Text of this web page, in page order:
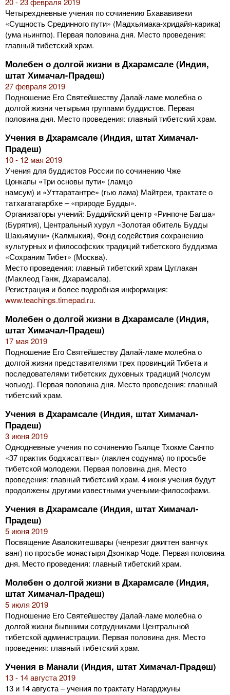
Четырехдневные учения по сочинению Бхававивеки
«Сущность Срединного пути» (Мадхьямака-хридайя-карика)
(ума ньингпо). Первая половина дня. Место проведения:
главный тибетский храм.
Молебен о долгой жизни в Дхарамсале (Индия,
штат Химачал-Прадеш)
27 февраля 2019
Подношение Его Святейшеству Далай-ламе молебна о
долгой жизни четырьмя группами буддистов. Первая
половина дня. Место проведения: главный тибетский храм.
Учения в Дхарамсале (Индия, штат Химачал-
Прадеш)
10 - 12 мая 2019
Учения для буддистов России по сочинению Чже
Цонкапы «Три основы пути» (ламцо
намсум) и «Уттаратантре» (гью лама) Майтреи, трактате о
татхагатагарбхе – «природе Будды».
Организаторы учений: Буддийский центр «Ринпоче Багша»
(Бурятия), Центральный хурул «Золотая обитель Будды
Шакьямуни» (Калмыкия), Фонд содействия сохранению
культурных и философских традиций тибетского буддизма
«Сохраним Тибет» (Москва).
Место проведения: главный тибетский храм Цуглакан
(Маклеод Ганж, Дхарамсала).
Регистрация и более подробная информация:
www.teachings.timepad.ru.
Молебен о долгой жизни в Дхарамсале (Индия,
штат Химачал-Прадеш)
17 мая 2019
Подношение Его Святейшеству Далай-ламе молебна о
долгой жизни представителями трех провинций Тибета и
последователями тибетских духовных традиций (чолсум
чогьюд). Первая половина дня. Место проведения: главный
тибетский храм.
Учения в Дхарамсале (Индия, штат Химачал-
Прадеш)
3 июня 2019
Однодневные учения по сочинению Гьялце Тхокме Сангпо
«37 практик бодхисаттвы» (лаклен содунма) по просьбе
тибетской молодежи. Первая половина дня. Место
проведения: главный тибетский храм. 4 июня учения будут
продолжены другими известными учеными-философами.
Учения в Дхарамсале (Индия, штат Химачал-
Прадеш)
5 июня 2019
Посвящение Авалокитешвары (ченрезиг джигтен вангчук
ванг) по просьбе монастыря Дзонгкар Чоде. Первая половина
дня. Место проведения: главный тибетский храм.
Молебен о долгой жизни в Дхарамсале (Индия,
штат Химачал-Прадеш)
5 июля 2019
Подношение Его Святейшеству Далай-ламе молебна о
долгой жизни бывшими сотрудниками Центральной
тибетской администрации. Первая половина дня. Место
проведения: главный тибетский храм.
Учения в Манали (Индия, штат Химачал-Прадеш)
13 - 14 августа 2019
13 и 14 августа – учения по трактату Нагарджуны